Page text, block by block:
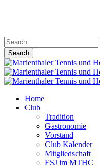
content
Search
Close
Search
search
account
Menu
Home
Club
Tradition
Gastronomie
Vorstand
Club Kalender
Mitgliedschaft
FSJ im MTHC